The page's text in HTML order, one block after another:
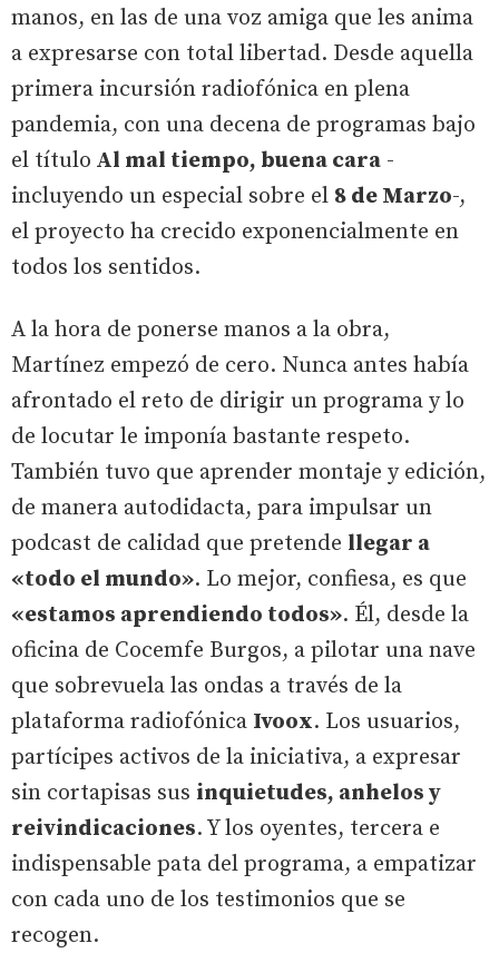
manos, en las de una voz amiga que les anima
a expresarse con total libertad. Desde aquella
primera incursión radiofónica en plena
pandemia, con una decena de programas bajo
el título Al mal tiempo, buena cara -
incluyendo un especial sobre el 8 de Marzo-,
el proyecto ha crecido exponencialmente en
todos los sentidos.
A la hora de ponerse manos a la obra,
Martínez empezó de cero. Nunca antes había
afrontado el reto de dirigir un programa y lo
de locutar le imponía bastante respeto.
También tuvo que aprender montaje y edición,
de manera autodidacta, para impulsar un
podcast de calidad que pretende llegar a
«todo el mundo». Lo mejor, confiesa, es que
«estamos aprendiendo todos». Él, desde la
oficina de Cocemfe Burgos, a pilotar una nave
que sobrevuela las ondas a través de la
plataforma radiofónica Ivoox. Los usuarios,
partícipes activos de la iniciativa, a expresar
sin cortapisas sus inquietudes, anhelos y
reivindicaciones. Y los oyentes, tercera e
indispensable pata del programa, a empatizar
con cada uno de los testimonios que se
recogen.